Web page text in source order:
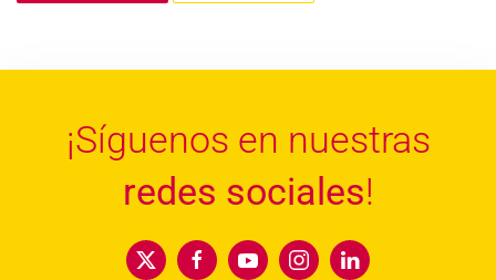
¡Síguenos en nuestras
redes sociales!